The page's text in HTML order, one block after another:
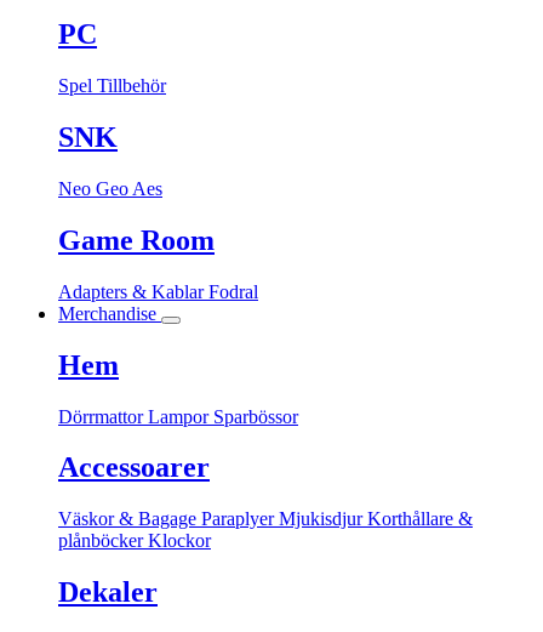
PC
Spel Tillbehör
SNK
Neo Geo Aes
Game Room
Adapters & KablarFodral
Merchandise
Hem
DörrmattorLampor Sparbössor
Accessoarer
Väskor & Bagage ParaplyerMjukisdjurKorthållare &
plånböckerKlockor
Dekaler